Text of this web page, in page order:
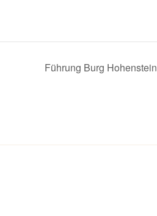
Führung Burg Hohenstein